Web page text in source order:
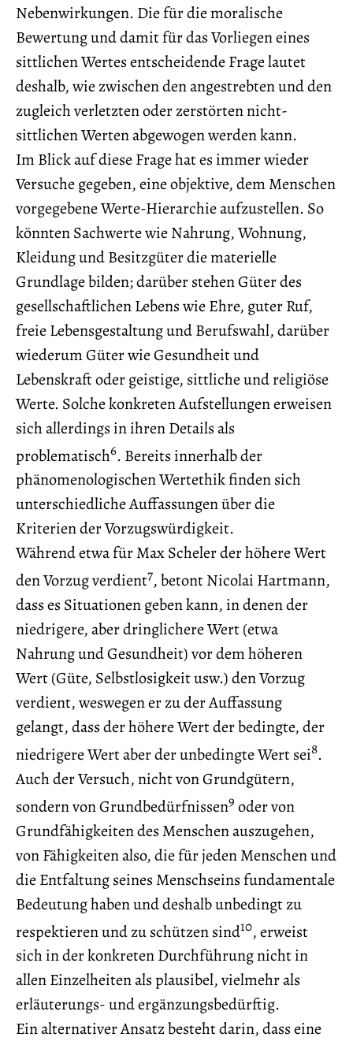
Nebenwirkungen. Die für die moralische
Bewertung und damit für das Vorliegen eines
sittlichen Wertes entscheidende Frage lautet
deshalb, wie zwischen den angestrebten und den
zugleich verletzten oder zerstörten nicht-
sittlichen Werten abgewogen werden kann.
Im Blick auf diese Frage hat es immer wieder
Versuche gegeben, eine objektive, dem Menschen
vorgegebene Werte-Hierarchie aufzustellen. So
könnten Sachwerte wie Nahrung, Wohnung,
Kleidung und Besitzgüter die materielle
Grundlage bilden; darüber stehen Güter des
gesellschaftlichen Lebens wie Ehre, guter Ruf,
freie Lebensgestaltung und Berufswahl, darüber
wiederum Güter wie Gesundheit und
Lebenskraft oder geistige, sittliche und religiöse
Werte. Solche konkreten Aufstellungen erweisen
sich allerdings in ihren Details als
problematisch6. Bereits innerhalb der
phänomenologischen Wertethik finden sich
unterschiedliche Auffassungen über die
Kriterien der Vorzugswürdigkeit.
Während etwa für Max Scheler der höhere Wert
den Vorzug verdient7, betont Nicolai Hartmann,
dass es Situationen geben kann, in denen der
niedrigere, aber dringlichere Wert (etwa
Nahrung und Gesundheit) vor dem höheren
Wert (Güte, Selbstlosigkeit usw.) den Vorzug
verdient, weswegen er zu der Auffassung
gelangt, dass der höhere Wert der bedingte, der
niedrigere Wert aber der unbedingte Wert sei8.
Auch der Versuch, nicht von Grundgütern,
sondern von Grundbedürfnissen9 oder von
Grundfähigkeiten des Menschen auszugehen,
von Fähigkeiten also, die für jeden Menschen und
die Entfaltung seines Menschseins fundamentale
Bedeutung haben und deshalb unbedingt zu
respektieren und zu schützen sind10, erweist
sich in der konkreten Durchführung nicht in
allen Einzelheiten als plausibel, vielmehr als
erläuterungs- und ergänzungsbedürftig.
Ein alternativer Ansatz besteht darin, dass eine